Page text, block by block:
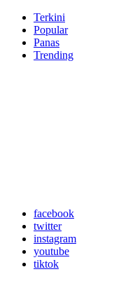
Terkini
Popular
Panas
Trending
facebook
twitter
instagram
youtube
tiktok